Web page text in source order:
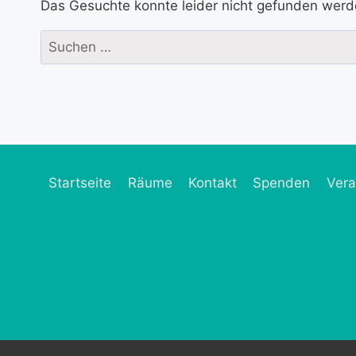
Das Gesuchte konnte leider nicht gefunden
Suchen
nach:
Startseite Räume Kontakt Spenden